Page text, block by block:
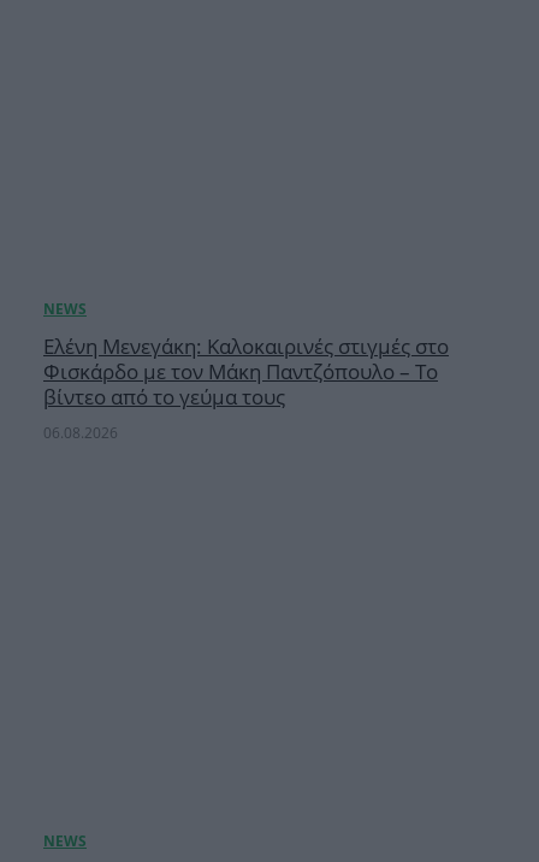
Ελένη Μενεγάκη: Καλοκαιρινές στιγμές στο
Φισκάρδο με τον Μάκη Παντζόπουλο – Το
βίντεο από το γεύμα τους
06.08.2026